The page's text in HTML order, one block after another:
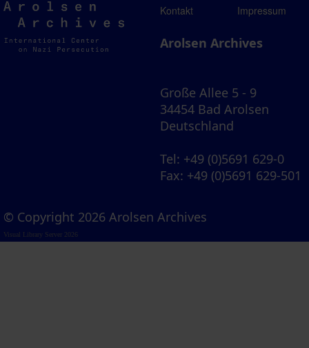
Arolsen
Archives
Kontakt Impressum
Arolsen Archives
Große Allee 5 - 9
34454 Bad Arolsen
Deutschland
Tel: +49 (0)5691 629-0
Fax: +49 (0)5691 629-501
© Copyright 2026 Arolsen Archives
Visual Library Server 2026